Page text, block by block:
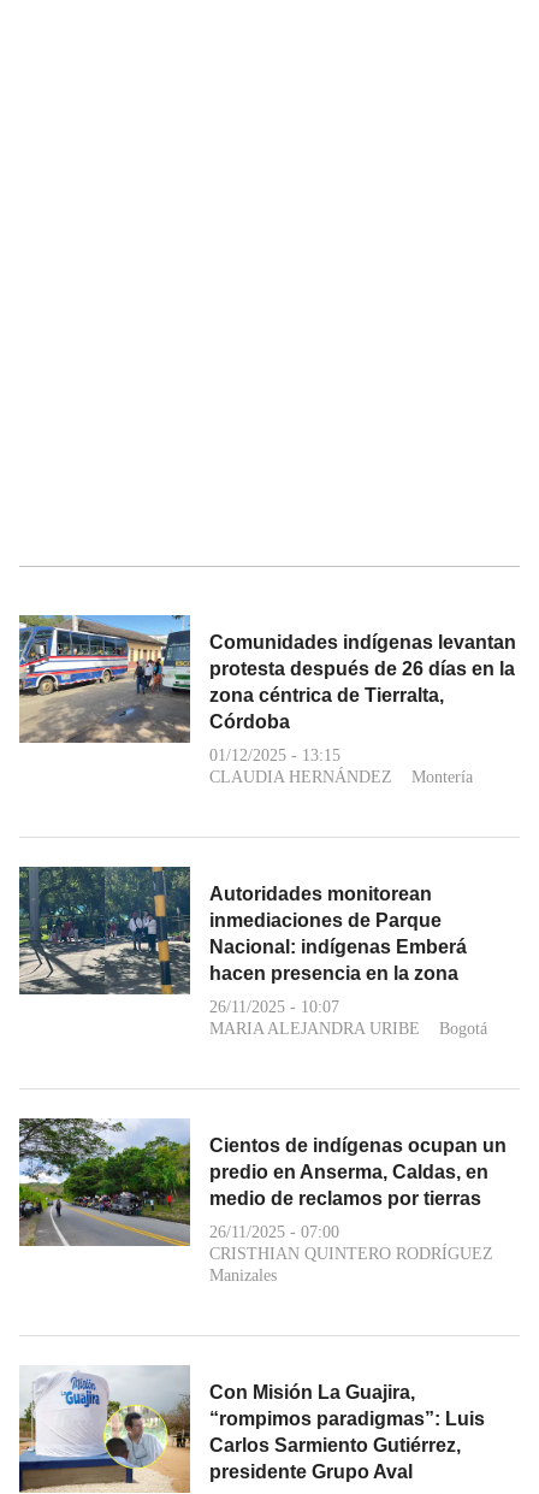
Comunidades indígenas levantan
protesta después de 26 días en la
zona céntrica de Tierralta,
Córdoba
01/12/2025 - 13:15
CLAUDIA HERNÁNDEZ
Montería
Autoridades monitorean
inmediaciones de Parque
Nacional: indígenas Emberá
hacen presencia en la zona
26/11/2025 - 10:07
MARIA ALEJANDRA URIBE
Bogotá
Cientos de indígenas ocupan un
predio en Anserma, Caldas, en
medio de reclamos por tierras
26/11/2025 - 07:00
CRISTHIAN QUINTERO RODRÍGUEZ
Manizales
Con Misión La Guajira,
“rompimos paradigmas”: Luis
Carlos Sarmiento Gutiérrez,
presidente Grupo Aval